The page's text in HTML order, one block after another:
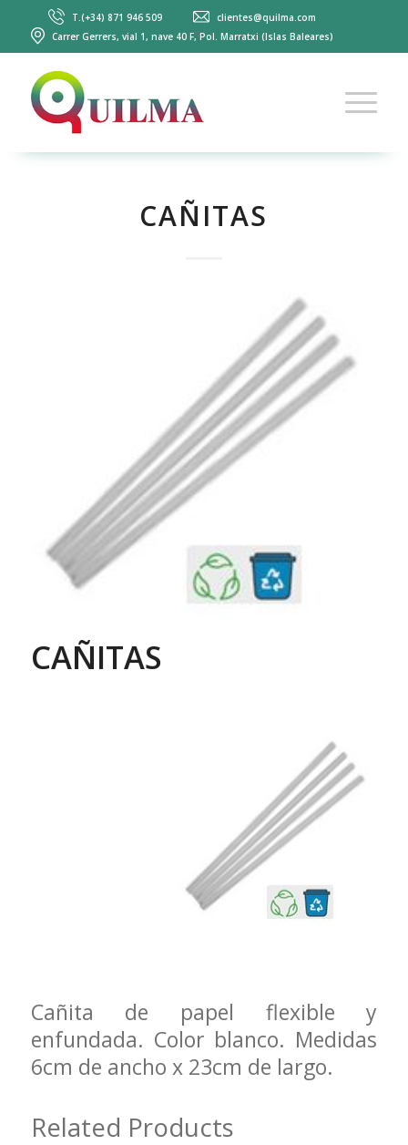
T.(+34) 871 946 509
clientes@quilma.com
Carrer Gerrers, vial 1, nave 40 F, Pol. Marratxi (Islas Baleares)
CAÑITAS
CAÑITAS
Cañita de papel flexible y
enfundada. Color blanco. Medidas
6cm de ancho x 23cm de largo.
Related Products